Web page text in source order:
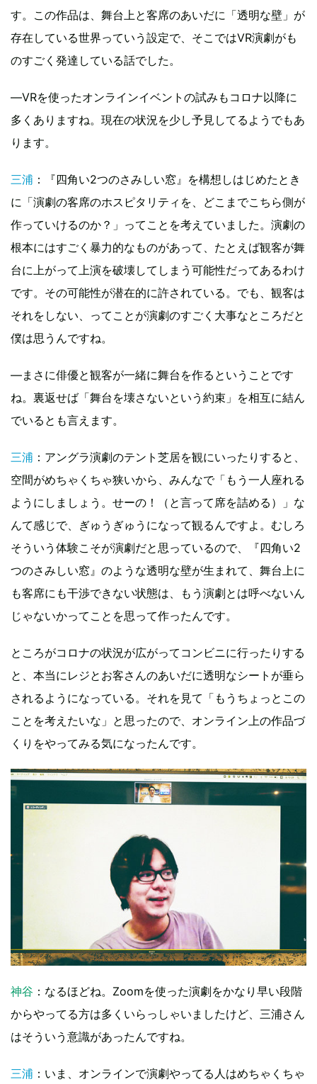
す。この作品は、舞台上と客席のあいだに「透明な壁」が
存在している世界っていう設定で、そこではVR演劇がも
のすごく発達している話でした。
―VRを使ったオンラインイベントの試みもコロナ以降に
多くありますね。現在の状況を少し予見してるようでもあ
ります。
三浦 ：『四角い2つのさみしい窓』を構想しはじめたとき
に「演劇の客席のホスピタリティを、どこまでこちら側が
作っていけるのか？」ってことを考えていました。演劇の
根本にはすごく暴力的なものがあって、たとえば観客が舞
台に上がって上演を破壊してしまう可能性だってあるわけ
です。その可能性が潜在的に許されている。でも、観客は
それをしない、ってことが演劇のすごく大事なところだと
僕は思うんですね。
―まさに俳優と観客が一緒に舞台を作るということです
ね。裏返せば「舞台を壊さないという約束」を相互に結ん
でいるとも言えます。
三浦 ：アングラ演劇のテント芝居を観にいったりすると、
空間がめちゃくちゃ狭いから、みんなで「もう一人座れる
ようにしましょう。せーの！（と言って席を詰める）」な
んて感じで、ぎゅうぎゅうになって観るんですよ。むしろ
そういう体験こそが演劇だと思っているので、『四角い2
つのさみしい窓』のような透明な壁が生まれて、舞台上に
も客席にも干渉できない状態は、もう演劇とは呼べないん
じゃないかってことを思って作ったんです。
ところがコロナの状況が広がってコンビニに行ったりする
と、本当にレジとお客さんのあいだに透明なシートが垂ら
されるようになっている。それを見て「もうちょっとこの
ことを考えたいな」と思ったので、オンライン上の作品づ
くりをやってみる気になったんです。
神谷 ：なるほどね。Zoomを使った演劇をかなり早い段階
からやってる方は多くいらっしゃいましたけど、三浦さん
はそういう意識があったんですね。
三浦 ：いま、オンラインで演劇やってる人はめちゃくちゃ